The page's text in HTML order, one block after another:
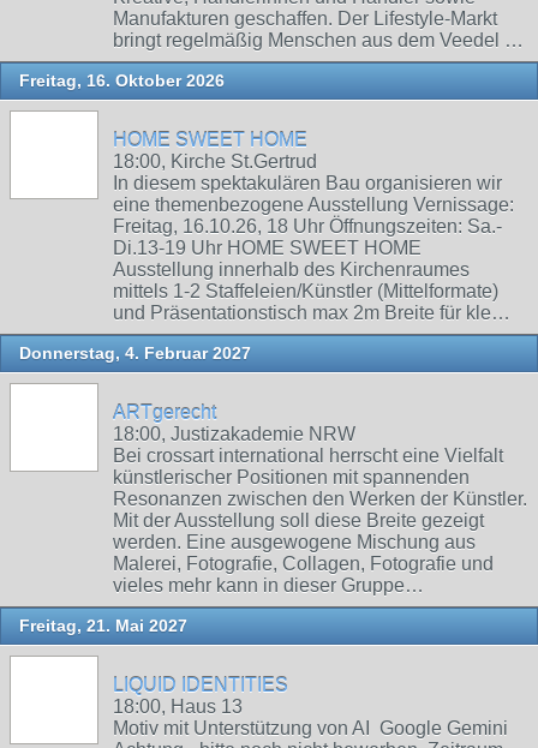
Manufakturen geschaffen. Der Lifestyle-Markt
bringt regelmäßig Menschen aus dem Veedel …
Freitag, 16. Oktober 2026
HOME SWEET HOME
18:00, Kirche St.Gertrud
In diesem spektakulären Bau organisieren wir
eine themenbezogene Ausstellung Vernissage:
Freitag, 16.10.26, 18 Uhr Öffnungszeiten: Sa.-
Di.13-19 Uhr HOME SWEET HOME
Ausstellung innerhalb des Kirchenraumes
mittels 1-2 Staffeleien/Künstler (Mittelformate)
und Präsentationstisch max 2m Breite für kle…
Donnerstag, 4. Februar 2027
ARTgerecht
18:00, Justizakademie NRW
Bei crossart international herrscht eine Vielfalt
künstlerischer Positionen mit spannenden
Resonanzen zwischen den Werken der Künstler.
Mit der Ausstellung soll diese Breite gezeigt
werden. Eine ausgewogene Mischung aus
Malerei, Fotografie, Collagen, Fotografie und
vieles mehr kann in dieser Gruppe…
Freitag, 21. Mai 2027
LIQUID IDENTITIES
18:00, Haus 13
Motiv mit Unterstützung von AI Google Gemini